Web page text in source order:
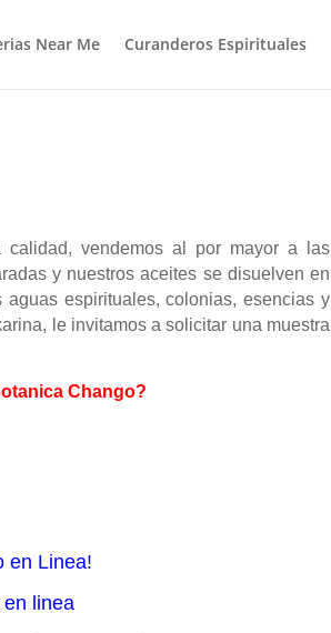
Near Me Curanderos Espirituales
calidad, vendemos al por mayor a las
y nuestros aceites se disuelven en
espirituales, colonias, esencias y
le invitamos a solicitar una muestra
Chango?
en Linea!
linea